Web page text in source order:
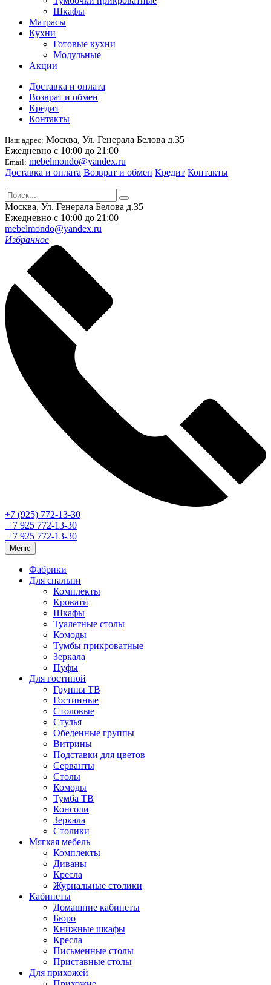
Шкафы
Матрасы
Кухни
Готовые кухни
Модульные
Акции
Доставка и оплата
Возврат и обмен
Кредит
Контакты
Наш адрес: Москва, Ул. Генерала Белова д.35
Ежедневно с 10:00 до 21:00
Email: mebelmondo@yandex.ru
Доставка и оплата Возврат и обмен Кредит Контакты
Москва, Ул. Генерала Белова д.35
Ежедневно с 10:00 до 21:00
mebelmondo@yandex.ru
Избранное
+7 (925) 772-13-30
+7 925 772-13-30
+7 925 772-13-30
Меню
Фабрики
Для спальни
Комплекты
Кровати
Шкафы
Туалетные столы
Комоды
Тумбы прикроватные
Зеркала
Пуфы
Для гостиной
Группы ТВ
Гостинные
Столовые
Стулья
Обеденные группы
Витрины
Подставки для цветов
Серванты
Столы
Комоды
Тумба ТВ
Консоли
Зеркала
Столики
Мягкая мебель
Комплекты
Диваны
Кресла
Журнальные столики
Кабинеты
Домашние кабинеты
Бюро
Книжные шкафы
Кресла
Письменные столы
Приставные столы
Для прихожей